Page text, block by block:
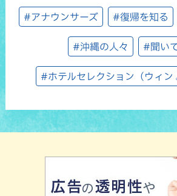
#アナウンサーズ #復帰を知る
#沖縄の人々 #聞い
#ホテルセレクション（ウィ